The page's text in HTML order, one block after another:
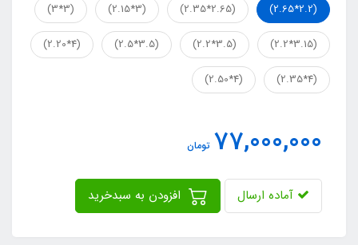
(2.2*2.65)
(2.65*2.35)
(3*2.15)
(3*3)
(3.15*2.2)
(3.5*2.2)
(3.5*2.5)
(4*2.20)
(4*2.35)
(4*2.50)
77,000,000 تومان
آماده ارسال